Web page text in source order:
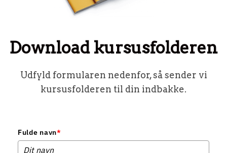
Download kursusfolderen
Udfyld formularen nedenfor, så sender vi
kursusfolderen til din indbakke.
Fulde navn*